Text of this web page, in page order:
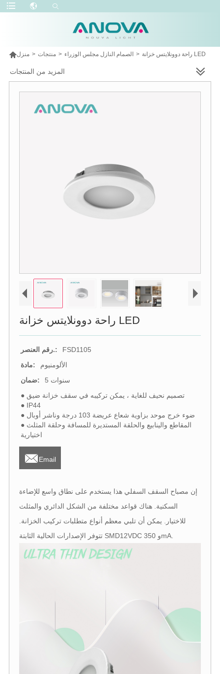
منزل > منتجات > الصمام النازل مجلس الوزراء > راحة دوونلايتس خزانة LED
المزيد من المنتجات
راحة دوونلايتس خزانة LED
رقم العنصر.:
FSD1105
مادة:
الألومنيوم
ضمان:
5 سنوات
● تصميم نحيف للغاية ، يمكن تركيبه في سقف خزانة ضيق
● IP44
● ضوء خرج موحد بزاوية شعاع عريضة 103 درجة وناشر أوبال
● المقاطع والينابيع والحلقة المستديرة للمسافة وحلقة المثلث
اختيارية
Email
إن مصباح السقف السفلي هذا يستخدم على نطاق واسع للإضاءة
السكنية. هناك قواعد مختلفة من الشكل الدائري والمثلث
للاختيار. يمكن أن تلبي معظم أنواع متطلبات تركيب الخزانة.
تتوفر الإصدارات الحالية الثابتة SMD12VDC و 350mA.